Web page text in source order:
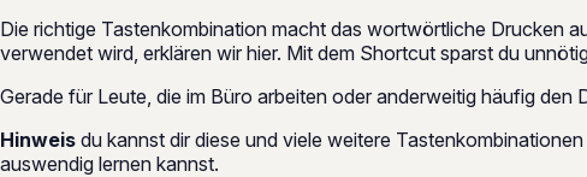
Die richtige Tastenkombination macht das wortwörtliche Drucken
verwendet wird, erklären wir hier. Mit dem Shortcut sparst du
Gerade für Leute, die im Büro arbeiten oder anderweitig häufig
Hinweis du kannst dir diese und viele weitere
auswendig lernen kannst.